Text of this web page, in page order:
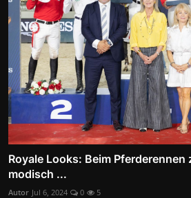
Royale Looks: Beim Pferderennen
modisch ...
Autor Jul 6, 2024 0 5